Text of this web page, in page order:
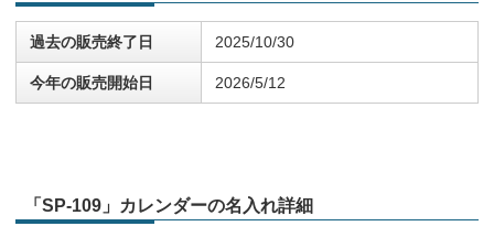
過去の販売終了日 2025/10/30
今年の販売開始日 2026/5/12
「SP-109」カレンダーの名入れ詳細